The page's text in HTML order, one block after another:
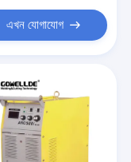
এখন যোগাযোগ